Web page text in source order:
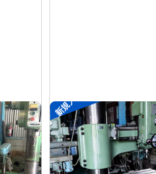
新規入荷
ラジアルボール盤
メーカー 森精機
形 YR3-115